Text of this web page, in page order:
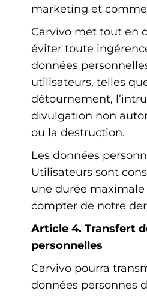
marketing et
Carvivo met tout en
éviter toute
données
utilisateurs, telles
détournement,
divulgation non
ou la destruction.
Les données
Utilisateurs sont
une durée maximale
compter de notre
Article 4. Transfert
personnelles
Carvivo pourra
données personnes